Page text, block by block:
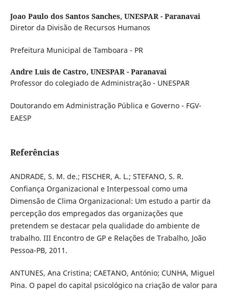
Joao Paulo dos Santos Sanches, UNESPAR - Paranavai
Diretor da Divisão de Recursos Humanos
Prefeitura Municipal de Tamboara - PR
Andre Luis de Castro, UNESPAR - Paranavai
Professor do colegiado de Administração - UNESPAR
Doutorando em Administração Pública e Governo - FGV-
EAESP
Referências
ANDRADE, S. M. de.; FISCHER, A. L.; STEFANO, S. R.
Confiança Organizacional e Interpessoal como uma
Dimensão de Clima Organizacional: Um estudo a partir da
percepção dos empregados das organizações que
pretendem se destacar pela qualidade do ambiente de
trabalho. III Encontro de GP e Relações de Trabalho, João
Pessoa-PB, 2011.
ANTUNES, Ana Cristina; CAETANO, António; CUNHA, Miguel
Pina. O papel do capital psicológico na criação de valor para